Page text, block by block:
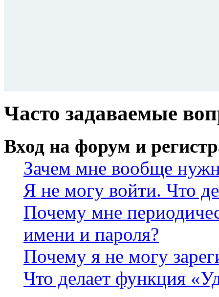
Часто задаваемые
Вход на форум и
Зачем мне вообще
Я не могу войти. Что
Почему мне
имени и пароля?
Почему я не могу
Что делает функция